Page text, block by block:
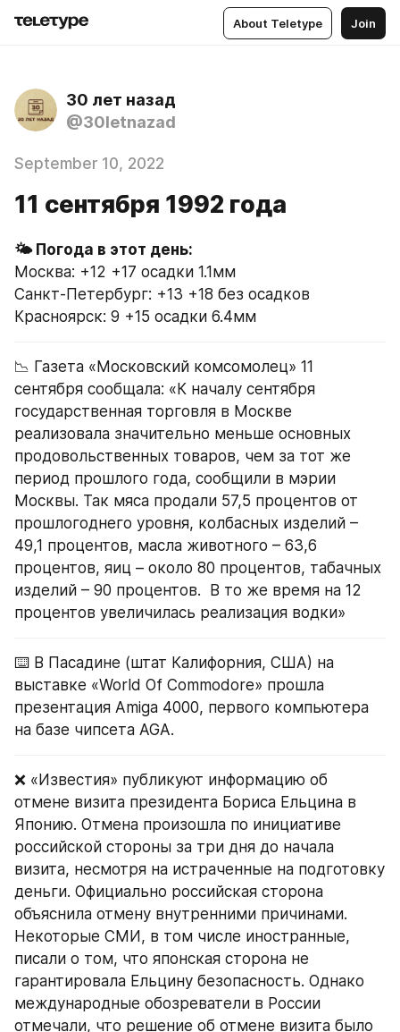
About Teletype Join
30 лет назад
@30letnazad
September 10, 2022
11 сентября 1992 года
Москва: +12 +17 осадки 1.1мм
Санкт-Петербург: +13 +18 без осадков
Красноярск: 9 +15 осадки 6.4мм
📉 Газета «Московский комсомолец» 11
сентября сообщала: «К началу сентября
государственная торговля в Москве
реализовала значительно меньше основных
продовольственных товаров, чем за тот же
период прошлого года, сообщили в мэрии
Москвы. Так мяса продали 57,5 процентов от
прошлогоднего уровня, колбасных изделий –
49,1 процентов, масла животного – 63,6
процентов, яиц – около 80 процентов, табачных
изделий – 90 процентов.  В то же время на 12
процентов увеличилась реализация водки»
⌨️ В Пасадине (штат Калифорния, США) на
выставке «World Of Commodore» прошла
презентация Amiga 4000, первого компьютера
на базе чипсета AGA.
❌ «Известия» публикуют информацию об
отмене визита президента Бориса Ельцина в
Японию. Отмена произошла по инициативе
российской стороны за три дня до начала
визита, несмотря на истраченные на подготовку
деньги. Официально российская сторона
объяснила отмену внутренними причинами.
Некоторые СМИ, в том числе иностранные,
писали о том, что японская сторона не
гарантировала Ельцину безопасность. Однако
международные обозреватели в России
отмечали, что решение об отмене визита было